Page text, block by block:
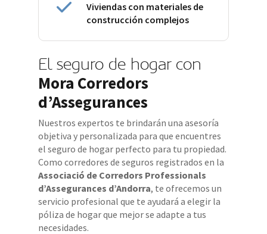
Viviendas con materiales de
construcción complejos
El seguro de hogar con
Mora Corredors
d’Assegurances
Nuestros expertos te brindarán una asesoría
objetiva y personalizada para que encuentres
el seguro de hogar perfecto para tu propiedad.
Como corredores de seguros registrados en la
Associació de Corredors Professionals
d’Assegurances d’Andorra, te ofrecemos un
servicio profesional que te ayudará a elegir la
póliza de hogar que mejor se adapte a tus
necesidades.